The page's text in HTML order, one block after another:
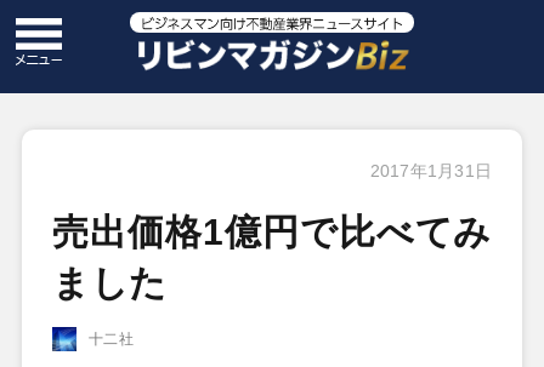
2017年1月31日
売出価格1億円で比べてみ
ました
十二社